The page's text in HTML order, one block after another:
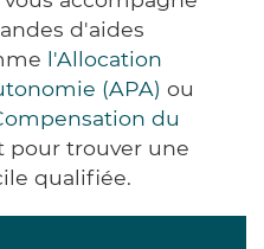
d'aides
l'Allocation
(APA) ou
du
pour trouver une
qualifiée.